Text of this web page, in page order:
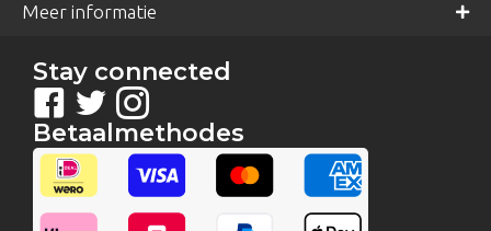
Meer informatie
Stay connected
Betaalmethodes